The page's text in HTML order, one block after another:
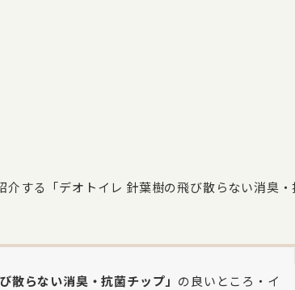
する「デオトイレ 針葉樹の飛び散らない消臭
散らない消臭・抗菌チップ」 の良いところ・イ